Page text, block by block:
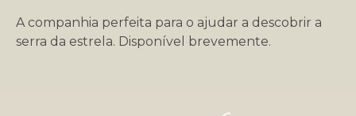
A companhia perfeita para o ajudar a descobrir a
serra da estrela. Disponível brevemente.